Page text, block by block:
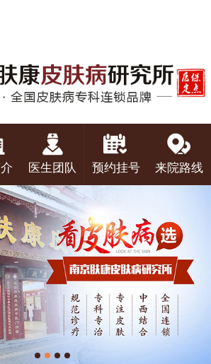
医生团队 预约挂号 来院路线